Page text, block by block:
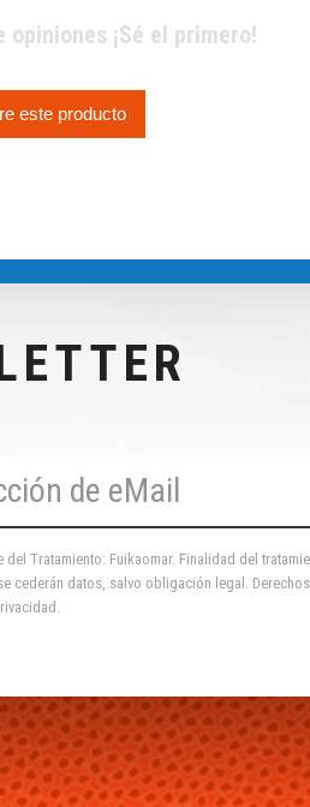
¡Sé el primero!
este producto
del Tratamiento: Fuikaomar. Finalidad del
cederán datos, salvo obligación legal.